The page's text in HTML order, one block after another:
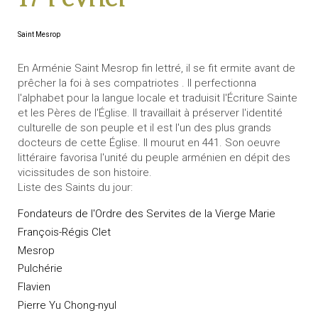
Saint Mesrop
En Arménie Saint Mesrop fin lettré, il se fit ermite avant de
prêcher la foi à ses compatriotes . Il perfectionna
l'alphabet pour la langue locale et traduisit l'Écriture Sainte
et les Pères de l'Église. Il travaillait à préserver l'identité
culturelle de son peuple et il est l'un des plus grands
docteurs de cette Église. Il mourut en 441. Son oeuvre
littéraire favorisa l'unité du peuple arménien en dépit des
vicissitudes de son histoire.
Liste des Saints du jour:
Fondateurs de l'Ordre des Servites de la Vierge Marie
François-Régis Clet
Mesrop
Pulchérie
Flavien
Pierre Yu Chong-nyul